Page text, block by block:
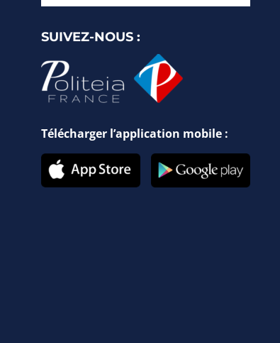
SUIVEZ-NOUS :
Télécharger l’application mobile :